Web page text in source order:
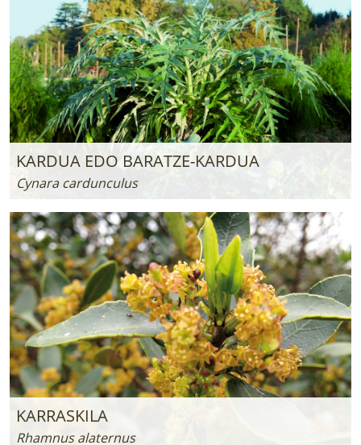
KARDUA EDO BARATZE-KARDUA
Cynara cardunculus
KARRASKILA
Rhamnus alaternus